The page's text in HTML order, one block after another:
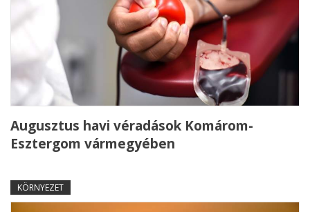
Augusztus havi véradások Komárom-
Esztergom vármegyében
KÖRNYEZET